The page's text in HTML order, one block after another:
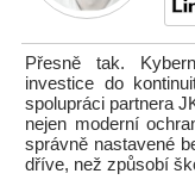
Přesně tak.
investice do
spolupráci partnera
nejen moderní
správně nastavené
dříve, než způsobí